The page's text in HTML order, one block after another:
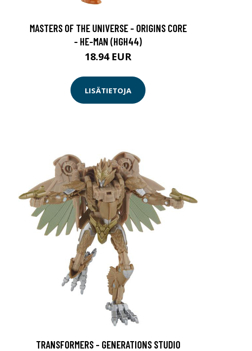
MASTERS OF THE UNIVERSE - ORIGINS CORE
- HE-MAN (HGH44)
18.94 EUR
LISÄTIETOJA
TRANSFORMERS - GENERATIONS STUDIO